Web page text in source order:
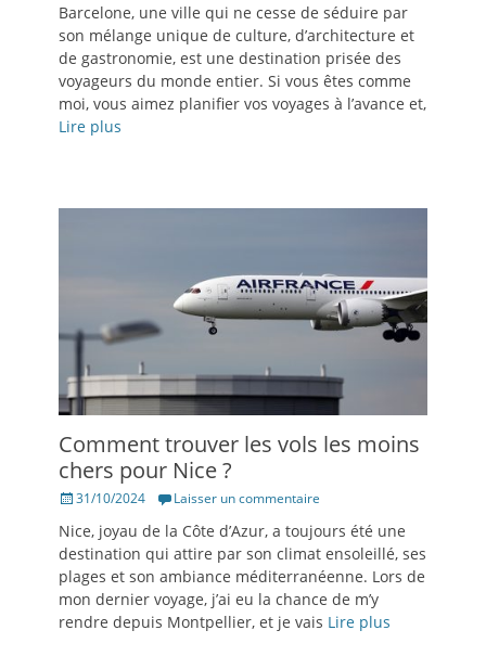
Barcelone, une ville qui ne cesse de séduire par
son mélange unique de culture, d’architecture et
de gastronomie, est une destination prisée des
voyageurs du monde entier. Si vous êtes comme
moi, vous aimez planifier vos voyages à l’avance et,
Lire plus
Comment trouver les vols les moins
chers pour Nice ?
Posté31/10/2024 Laisser un commentaire
Nice, joyau de la Côte d’Azur, a toujours été une
destination qui attire par son climat ensoleillé, ses
plages et son ambiance méditerranéenne. Lors de
mon dernier voyage, j’ai eu la chance de m’y
rendre depuis Montpellier, et je vais Lire plus